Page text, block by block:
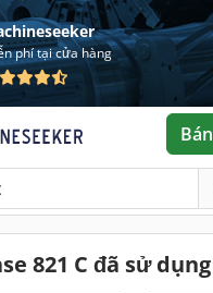
phí tại cửa hàng
Bán
821 C đã sử dụng